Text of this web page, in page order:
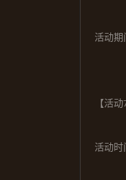
活动期
【活动
活动时